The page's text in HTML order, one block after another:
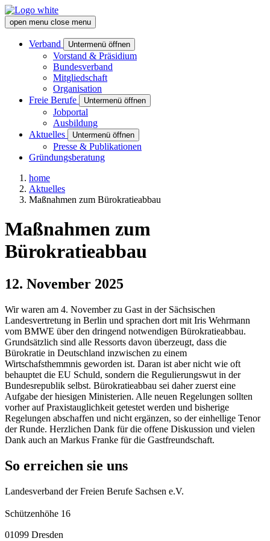
open menu close menu
Verband Untermenü öffnen
Vorstand & Präsidium
Bundesverband
Mitgliedschaft
Organisation
Freie Berufe
Untermenü öffnen
Jobportal
Ausbildung
Aktuelles
Untermenü öffnen
Presse & Publikationen
Gründungsberatung
home
Aktuelles
Maßnahmen zum Bürokratieabbau
Maß­nah­men zum
Bürokratieabbau
12. November 2025
Wir waren am 4. November zu Gast in der Sächsischen
Landesvertretung in Berlin und sprachen dort mit Iris Wehrmann
vom BMWE über den dringend notwendigen Bürokratieabbau.
Grundsätzlich sind alle Ressorts davon überzeugt, dass die
Bürokratie in Deutschland inzwischen zu einem
Wirtschafsthemmnis geworden ist. Daran ist aber nicht wie oft
behauptet die EU Schuld, sondern die Regulierungswut in der
Bundesrepublik selbst. Bürokratieabbau sei daher zuerst eine
Aufgabe der hiesigen Ministerien. Alle neuen Regelungen sollten
vorher auf Praxistauglichkeit getestet werden und bisherige
Regelungen abschaffen und nicht ergänzen, so der einhellige Tenor
der Runde. Herzlichen Dank für die offene Diskussion und vielen
Dank auch an Markus Franke für die Gastfreundschaft.
So erreichen sie uns
Landesverband der Freien Berufe Sachsen e.V.
Schützenhöhe 16
01099 Dresden